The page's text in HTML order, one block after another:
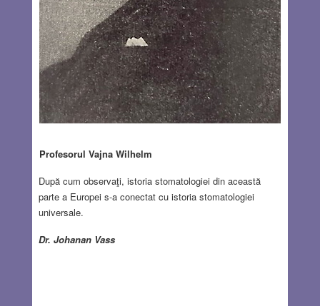
Profesorul Vajna Wilhelm
După cum observaţi, istoria stomatologiei din această
parte a Europei s-a conectat cu istoria stomatologiei
universale.
Dr. Johanan Vass